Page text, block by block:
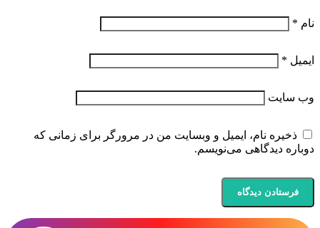
نام *
ایمیل *
وب‌ سایت
ذخیره نام، ایمیل و وبسایت من در مرورگر برای زمانی که
دوباره دیدگاهی می‌نویسم.